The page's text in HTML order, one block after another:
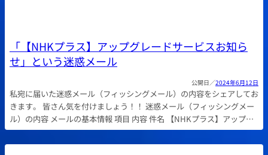
「【NHKプラス】アップグレードサービスお知ら
せ」という迷惑メール
2024年6月12日
私宛に届いた迷惑メール（フィッシングメール）の内容をシェアしてお
きます。 皆さん気を付けましょう！！ 迷惑メール（フィッシングメー
ル）の内容 メールの基本情報 項目 内容 件名 【NHKプラス】アップ…